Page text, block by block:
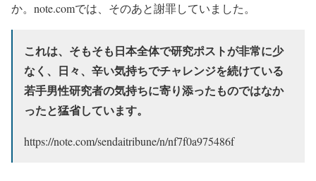
か。note.comでは、そのあと謝罪していました。
これは、そもそも日本全体で研究ポストが非常に少
なく、日々、辛い気持ちでチャレンジを続けている
若手男性研究者の気持ちに寄り添ったものではなか
ったと猛省しています。
https://note.com/sendaitribune/n/nf7f0a975486f